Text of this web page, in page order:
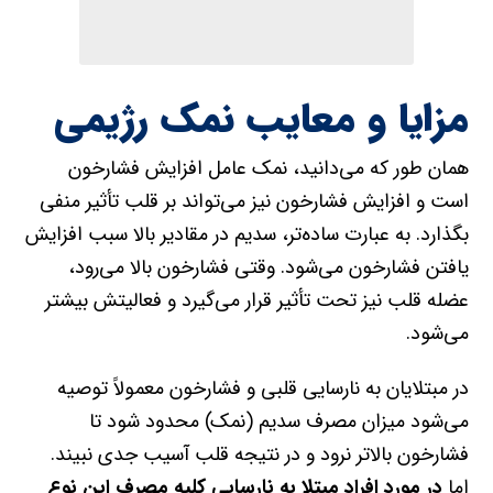
مزایا و معایب نمک رژیمی
همان طور که می‌دانید، نمک عامل افزایش فشارخون
است و افزایش فشارخون نیز می‌تواند بر قلب تأثیر منفی
بگذارد. به عبارت ساده‌تر، سدیم در مقادیر بالا سبب افزایش
یافتن فشارخون می‌شود. وقتی فشارخون بالا می‌رود،
عضله قلب نیز تحت تأثیر قرار می‌گیرد و فعالیتش بیشتر
می‌شود.
در مبتلایان به نارسایی قلبی و فشارخون معمولاً توصیه
می‌شود میزان مصرف سدیم (نمک) محدود شود تا
فشارخون بالاتر نرود و در نتیجه قلب آسیب جدی نبیند.
اما در مورد افراد مبتلا به نارسایی کلیه مصرف این نوع